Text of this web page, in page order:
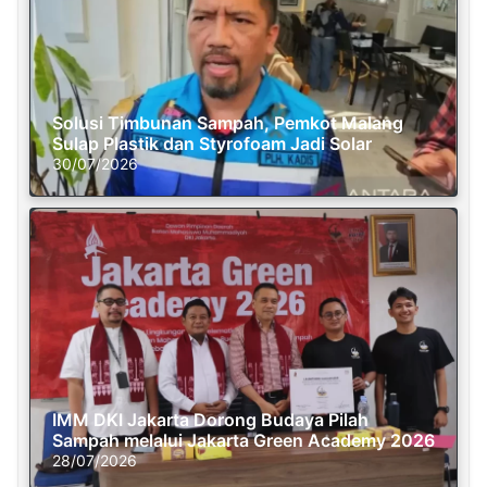
Solusi Timbunan Sampah, Pemkot Malang
Sulap Plastik dan Styrofoam Jadi Solar
30/07/2026
IMM DKI Jakarta Dorong Budaya Pilah
Sampah melalui Jakarta Green Academy 2026
28/07/2026